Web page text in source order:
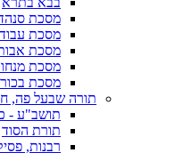
מסכת
מסכת
מסכת
מסכת
מסכת
תורה שבעל פה,
תושב"ע -
תורת הסוד
רבנות,